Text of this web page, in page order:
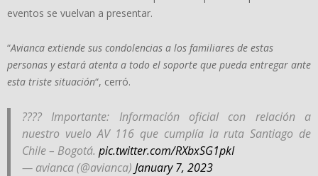
eventos se vuelvan a presentar.
“Avianca extiende sus condolencias a los familiares de estas
personas y estará atenta a todo el soporte que pueda entregar ante
esta triste situación“, cerró.
???? Importante: Información oficial con relación a
nuestro vuelo AV 116 que cumplía la ruta Santiago de
Chile – Bogotá. pic.twitter.com/RXbxSG1pkI
— avianca (@avianca) January 7, 2023